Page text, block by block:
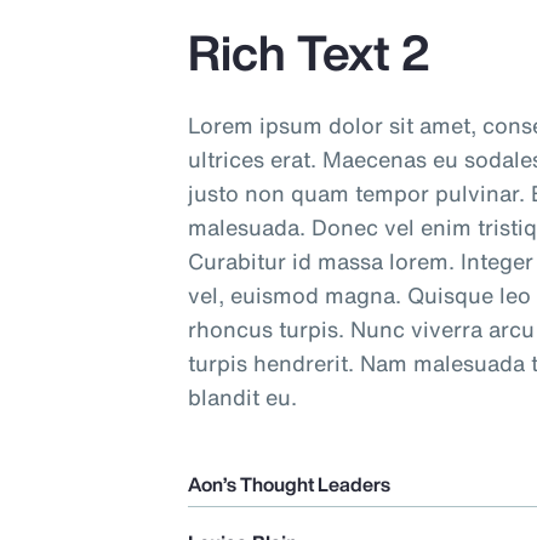
Rich Text 2
Lorem ipsum dolor sit amet,
ultrices erat. Maecenas eu
justo non quam tempor pulvinar.
malesuada. Donec vel enim
Curabitur id massa lorem.
vel, euismod magna. Quisque
rhoncus turpis. Nunc viverra
turpis hendrerit. Nam
blandit eu.
Aon’s Thought Leaders